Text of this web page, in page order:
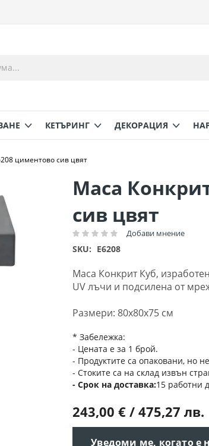
КЕТЪРИНГ ДЕКОРАЦИЯ
циментово сив цвят
Маса
сив цвят
Рейтинг: Добави мнение
SKU E6208
Маса Конкрит Куб,
UV лъчи и подсилена от
Размери: 80x80x75 см
* Забележка:
- Цената е за 1 брой.
- Продуктите са опаковани, но
- Стоките са на склад извън
Срок на доставка 15 работни
243,00 € / 475,27 лв.
Уведоми ме, когато е